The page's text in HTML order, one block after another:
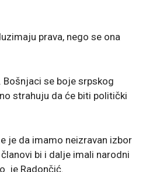
prava, nego se ona
Bošnjaci se boje srpskog
strahuju da će biti politički
je da imamo neizravan izbor
bi i dalje imali narodni
je Radončić.